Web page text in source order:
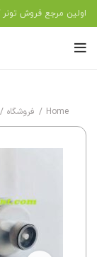
اولین مرجع فروش تونر
Home فروشگاه